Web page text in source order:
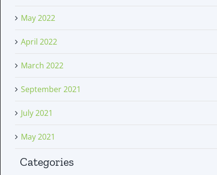
May 2022
April 2022
March 2022
September 2021
July 2021
May 2021
Categories